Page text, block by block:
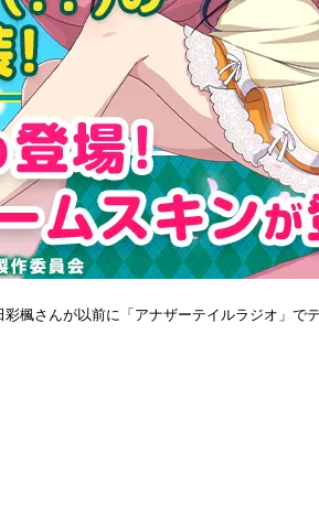
楓さんが以前に「アナザーテイルラジオ」で